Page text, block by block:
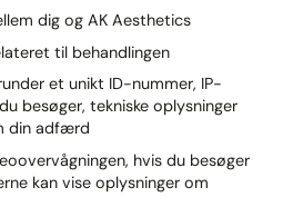
dig og AK Aesthetics
til behandlingen
et unikt ID-nummer, IP-
besøger, tekniske oplysninger
din adfærd
hvis du besøger
kan vise oplysninger om